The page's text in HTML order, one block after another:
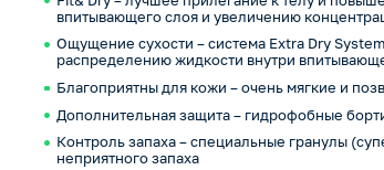
впитывающего слоя и увеличению
Ощущение сухости – система Extra Dry
распределению жидкости внутри
Благоприятны для кожи – очень мягкие и
Дополнительная защита – гидрофобные
Контроль запаха – специальные гранулы
неприятного запаха